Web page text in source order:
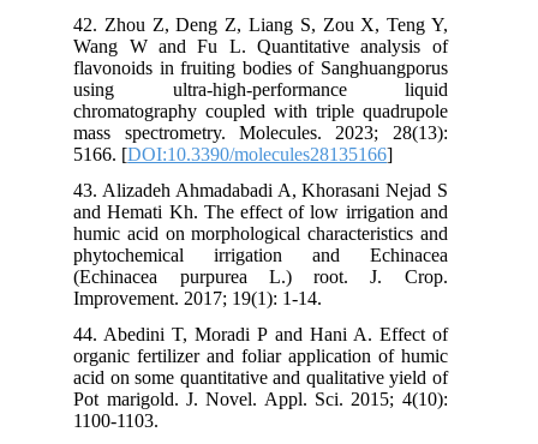
42. Zhou Z, Deng Z, Liang S, Zou X, Teng Y,
Wang W and Fu L. Quantitative analysis of
flavonoids in fruiting bodies of Sanghuangporus
using ultra-high-performance liquid
chromatography coupled with triple quadrupole
mass spectrometry. Molecules. 2023; 28(13):
5166. [DOI:10.3390/molecules28135166
43. Alizadeh Ahmadabadi A, Khorasani Nejad S
and Hemati Kh. The effect of low irrigation and
humic acid on morphological characteristics and
phytochemical irrigation and Echinacea
(Echinacea purpurea L.) root. J. Crop.
Improvement. 2017; 19(1): 1-14.
44. Abedini T, Moradi P and Hani A. Effect of
organic fertilizer and foliar application of humic
acid on some quantitative and qualitative yield of
Pot marigold. J. Novel. Appl. Sci. 2015; 4(10):
1100-1103.